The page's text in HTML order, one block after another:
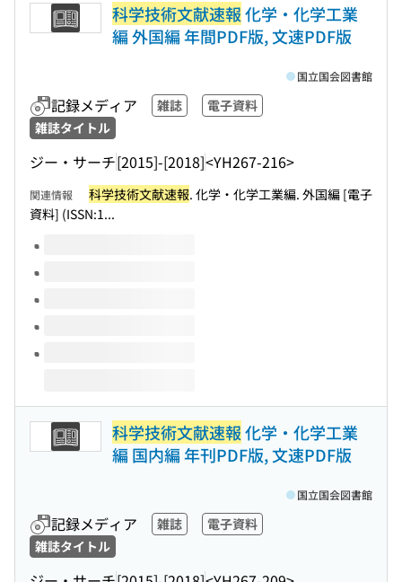
科学技術文献速報化学・化学工業
編 外国編 年間PDF版, 文速PDF版
記録メディア 雑誌
電子資料
雑誌タイトル
ジー・サーチ[2015]-[2018]<YH267-216>
国立国会図書館
関連情報 科学技術文献速報. 化学・化学工業編. 外国編 [電子
資料] (ISSN:1...
このタイトルの巻号
科学技術文献速報化学・化学工業
編 国内編 年刊PDF版, 文速PDF版
記録メディア 雑誌
電子資料
雑誌タイトル
国立国会図書館